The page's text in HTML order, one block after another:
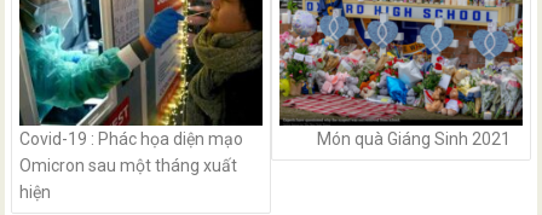
Covid-19 : Phác họa diện mạo
Omicron sau một tháng xuất
hiện
Món quà Giáng Sinh 2021